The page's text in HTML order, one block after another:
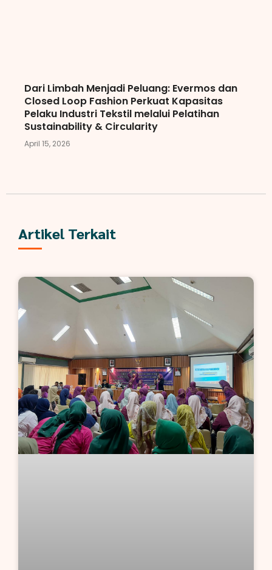
Dari Limbah Menjadi Peluang: Evermos dan
Closed Loop Fashion Perkuat Kapasitas
Pelaku Industri Tekstil melalui Pelatihan
Sustainability & Circularity
April 15, 2026
Artikel Terkait